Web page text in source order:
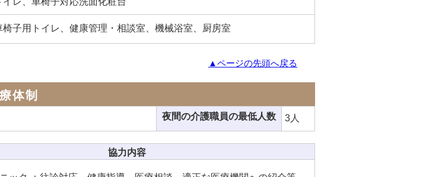
子用トイレ、健康管理・相談室、機械浴室、厨房室
▲ページの先頭へ戻る
体制
夜間の介護職員の最低人数 3人
協力内容